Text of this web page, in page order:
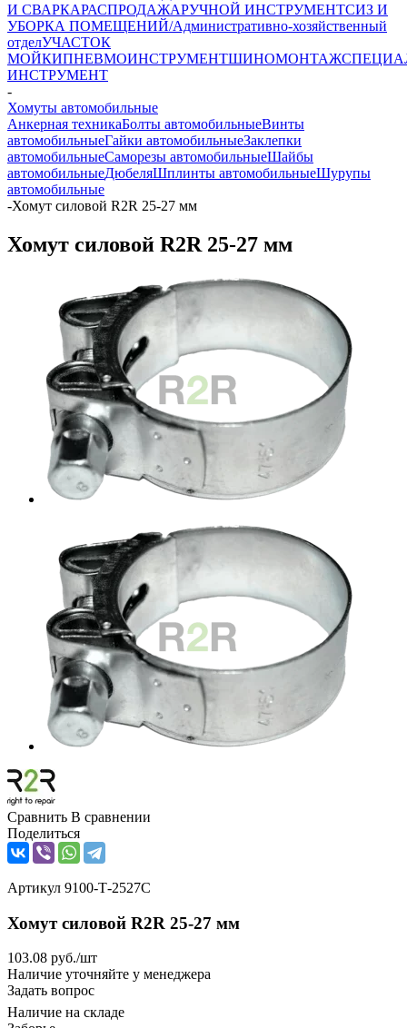
И СВАРКАРАСПРОДАЖАРУЧНОЙ ИНСТРУМЕНТСИЗ И
УБОРКА ПОМЕЩЕНИЙ/Административно-хозяйственный
отделУЧАСТОК
МОЙКИПНЕВМОИНСТРУМЕНТШИНОМОНТАЖ
ИНСТРУМЕНТ
-
Хомуты автомобильные
Анкерная техникаБолты автомобильныеВинты
автомобильныеГайки автомобильныеЗаклепки
автомобильныеСаморезы автомобильныеШайбы
автомобильныеДюбеляШплинты автомобильныеШурупы
автомобильные
-Хомут силовой R2R 25-27 мм
Хомут силовой R2R 25-27 мм
Сравнить В сравнении
Поделиться
Артикул 9100-Т-2527С
Хомут силовой R2R 25-27 мм
103.08 руб./шт
Наличие уточняйте у менеджера
Задать вопрос
Наличие на складе